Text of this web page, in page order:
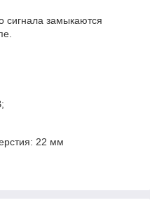
сигнала замыкаются
22 мм